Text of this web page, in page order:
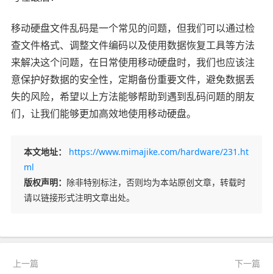
移动硬盘文件乱码是一个常见的问题，但我们可以通过检
查文件格式、调整文件编码以及使用数据恢复工具等方法
来解决这个问题，在日常使用移动硬盘时，我们也应该注
意保护好数据的安全性，定期备份重要文件，避免数据丢
失的风险，希望以上方法能够帮助到遇到乱码问题的朋友
们，让我们能够更加高效地使用移动硬盘。
本文地址：
https://www.mimajike.com/hardware/231.ht
ml
版权声明： 除非特别标注，否则均为本站原创文章，转载时
请以链接形式注明文章出处。
上一篇 下一篇